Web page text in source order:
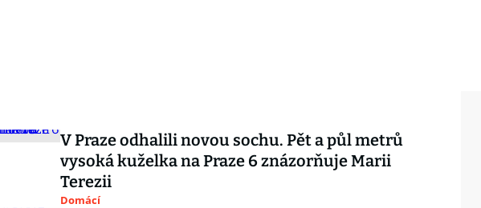
V Praze odhalili novou sochu. Pět a půl metrů
vysoká kuželka na Praze 6 znázorňuje Marii
Terezii
Domácí